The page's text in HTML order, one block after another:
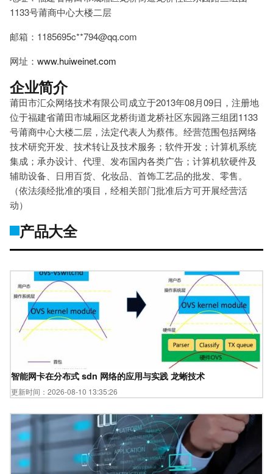
1133号莆商中心大楼二层
邮箱：1185695c**794@qq.com
网址： www.huiweinet.com
企业简介
莆田市汇众网络技术有限公司成立于2013年08月09日，注册地
位于福建省莆田市城厢区龙桥街道龙桥社区东园路三组团1133
号莆商中心大楼二层，法定代表人为蔡伟。经营范围包括网络
技术研究开发、技术转让及技术服务；软件开发；计算机系统
集成；承办设计、代理、发布国内各类广告；计算机软硬件及
辅助设备、日用百货、化妆品、首饰工艺品的批发、零售。
（依法须经批准的项目，经相关部门批准后方可开展经营活
动）
产品大全
智能网卡在分布式 sdn 网络的应用与实践 龙蜥技术
更新时间：2026-08-10 13:35:26